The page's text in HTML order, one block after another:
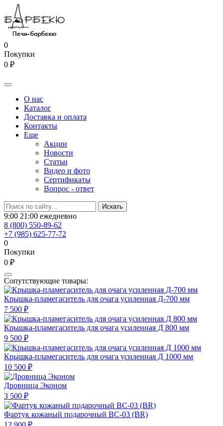
0
Покупки
0 ₽
О нас
Каталог
Доставка и оплата
Контакты
Еще
Акции
Новости
Статьи
Видео и фото
Сертификаты
Вопрос - ответ
9:00 21:00 ежедневно
8 (800) 550-89-62
+7 (985) 625-77-72
0
Покупки
0 ₽
Сопутствующие товары:
Крышка-пламегаситель для очага усиленная Д-700 мм
7 500 ₽
Крышка-пламегаситель для очага усиленная Д 800 мм
9 500 ₽
Крышка-пламегаситель для очага усиленная Д 1000 мм
10 500 ₽
Дровница Эконом
3 500 ₽
Фартук кожаный подарочный BC-03 (BR)